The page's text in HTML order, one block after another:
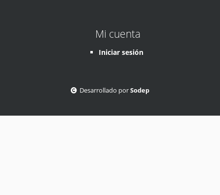
Mi cuenta
Iniciar sesión
Desarrollado porSodep